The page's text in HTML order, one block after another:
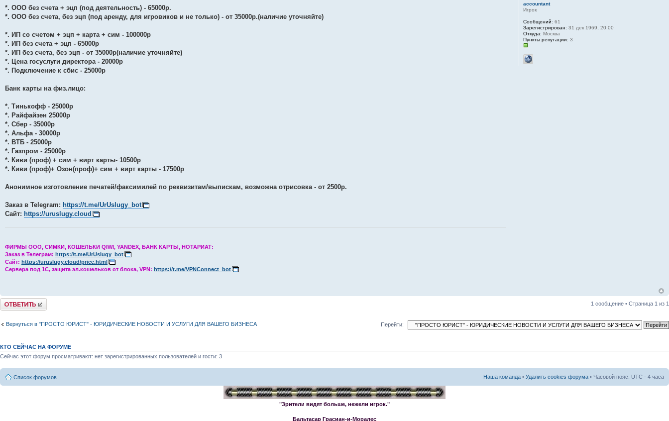
*. ООО без счета + эцп (под деятельность) - 65000р.
*. ООО без счета, без эцп (под аренду, для игровиков и не только) - от 35000р.(наличие уточняйте)
*. ИП со счетом + эцп + карта + сим - 100000р
*. ИП без счета + эцп - 65000р
*. ИП без счета, без эцп - от 35000р(наличие уточняйте)
*. Цена госуслуги директора - 20000р
*. Подключение к сбис - 25000р
Банк карты на физ.лицо:
*. Тинькофф - 25000р
*. Райфайзен 25000р
*. Сбер - 35000р
*. Альфа - 30000р
*. ВТБ - 25000р
*. Газпром - 25000р
*. Киви (проф) + сим + вирт карты- 10500р
*. Киви (проф)+ Озон(проф)+ сим + вирт карты - 17500р
Анонимное изготовление печатей/факсимилей по реквизитам/выпискам, возможна отрисовка - от 2500р.
Заказ в Telegram: https://t.me/UrUslugy_bot
Сайт: https://uruslugy.cloud
ФИРМЫ ООО, СИМКИ, КОШЕЛЬКИ QIWI, YANDEX, БАНК КАРТЫ, НОТАРИАТ:
Заказ в Телеграм: https://t.me/UrUslugy_bot
Сайт: https://uruslugy.cloud/price.html
Сервера под 1С, защита эл.кошельков от блока, VPN: https://t.me/VPNConnect_bot
accountant
Игрок
Сообщений: 61
Зарегистрирован: 31 дек 1969, 20:00
Откуда: Москва
Пункты репутации: 3
Комментировать 1 сообщение • Страница 1 из 1
Вернуться в "ПРОСТО ЮРИСТ" - ЮРИДИЧЕСКИЕ НОВОСТИ И УСЛУГИ ДЛЯ ВАШЕГО БИЗНЕСА Перейти:
КТО СЕЙЧАС НА ФОРУМЕ
Сейчас этот форум просматривают: нет зарегистрированных пользователей и гости: 3
Список форумов Наша команда • Удалить cookies форума • Часовой пояс: UTC - 4 часа
"Зрители видят больше, нежели игрок."
Бальтасар Грасиан-и-Моралес